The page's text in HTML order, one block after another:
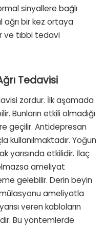
sinyallere bağlı
bir kez ortaya
ve tıbbi tedavi
Tedavisi
zordur. İlk aşamada
Bunların etkili olmadığı
geçilir. Antidepresan
kullanılmaktadır. Yoğun
yarısında etkilidir. İlaç
ameliyat
gelebilir. Derin beyin
ameliyatla
veren kabloların
Bu yöntemlerde